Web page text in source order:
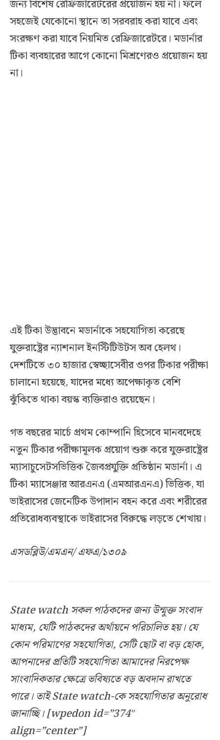
জন্য বিশেষ রেফ্রিজারেটরের প্রয়োজন হয় না। ফলে
সহজেই যেকোনো স্থানে তা সরবরাহ করা যাবে এবং
সংরক্ষণ করা যাবে নিয়মিত রেফ্রিজারেটরে। মডার্নার
টিকা ব্যবহারের আগে কোনো মিশ্রণেরও প্রয়োজন হয়
না।
এই টিকা উদ্ভাবনে মডার্নাকে সহযোগিতা করেছে
যুক্তরাষ্ট্রের ন্যাশনাল ইনস্টিটিউটস অব হেলথ।
দেশটিতে ৩০ হাজার স্বেচ্ছাসেবীর ওপর টিকার পরীক্ষা
চালানো হয়েছে, যাদের মধ্যে অপেক্ষাকৃত বেশি
ঝুঁকিতে থাকা বয়স্ক ব্যক্তিরাও রয়েছেন।
গত বছরের মার্চে প্রথম কোম্পানি হিসেবে মানবদেহে
নতুন টিকার পরীক্ষামূলক প্রয়োগ শুরু করে যুক্তরাষ্ট্রের
ম্যাসাচুসেটসভিত্তিক জৈবপ্রযুক্তি প্রতিষ্ঠান মডার্না। এ
টিকা ম্যাসেঞ্জার আরএনএ (এমআরএনএ) ভিত্তিক, যা
ভাইরাসের জেনেটিক উপাদান বহন করে এবং শরীরের
প্রতিরোধব্যবস্থাকে ভাইরাসের বিরুদ্ধে লড়তে শেখায়।
এসডব্লিউ/এমএন/ এফএ/১৩০৯
State watch সকল পাঠকদের জন্য উন্মুক্ত সংবাদ
মাধ্যম, যেটি পাঠকদের অর্থায়নে পরিচালিত হয়। যে
কোন পরিমাণের সহযোগিতা, সেটি ছোট বা বড় হোক,
আপনাদের প্রতিটি সহযোগিতা আমাদের নিরপেক্ষ
সাংবাদিকতার ক্ষেত্রে ভবিষ্যতে বড় অবদান রাখতে
পারে। তাই State watch-কে সহযোগিতার অনুরোধ
জানাচ্ছি। [wpedon id=”374″
align=”center”]